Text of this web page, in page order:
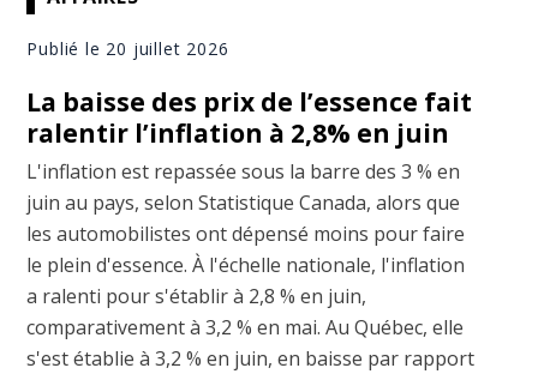
Publié le 20 juillet 2026
La baisse des prix de l’essence fait
ralentir l’inflation à 2,8% en juin
L'inflation est repassée sous la barre des 3 % en
juin au pays, selon Statistique Canada, alors que
les automobilistes ont dépensé moins pour faire
le plein d'essence. À l'échelle nationale, l'inflation
a ralenti pour s'établir à 2,8 % en juin,
comparativement à 3,2 % en mai. Au Québec, elle
s'est établie à 3,2 % en juin, en baisse par rapport